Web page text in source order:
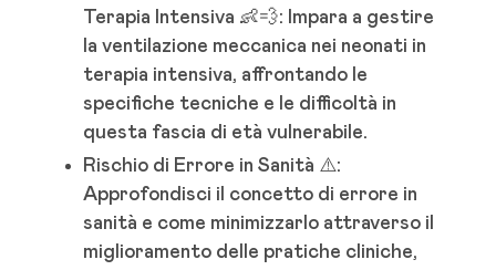
Terapia Intensiva 👶💨: Impara a gestire
la ventilazione meccanica nei neonati in
terapia intensiva, affrontando le
specifiche tecniche e le difficoltà in
questa fascia di età vulnerabile.
Rischio di Errore in Sanità ⚠️:
Approfondisci il concetto di errore in
sanità e come minimizzarlo attraverso il
miglioramento delle pratiche cliniche,